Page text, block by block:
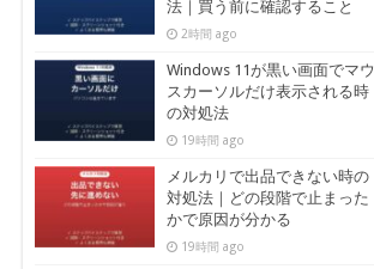
法｜買う前に確認すること
2時間 ago
Windows 11が黒い画面でマウ
スカーソルだけ表示される時
の対処法
19時間 ago
メルカリで出品できない時の
対処法｜どの段階で止まった
かで原因が分かる
19時間 ago